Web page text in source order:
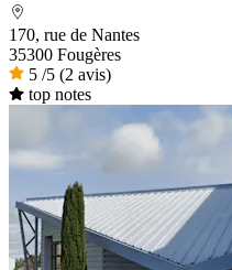
170, rue de Nantes
35300 Fougères
5 /5 (2 avis)
top notes